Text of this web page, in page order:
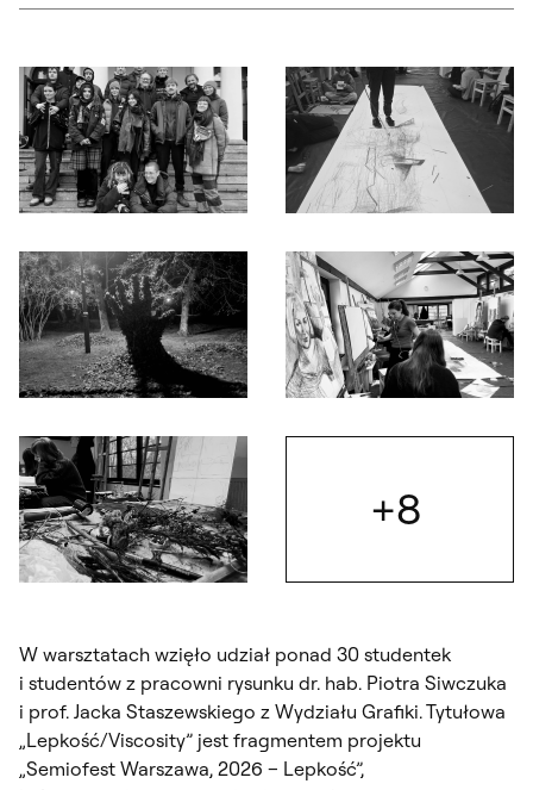
+8
W warsztatach wzięło udział ponad 30 studentek
i studentów z pracowni rysunku dr. hab. Piotra Siwczuka
i prof. Jacka Staszewskiego z Wydziału Grafiki. Tytułowa
„Lepkość/Viscosity” jest fragmentem projektu
„Semiofest Warszawa, 2026 – Lepkość”,